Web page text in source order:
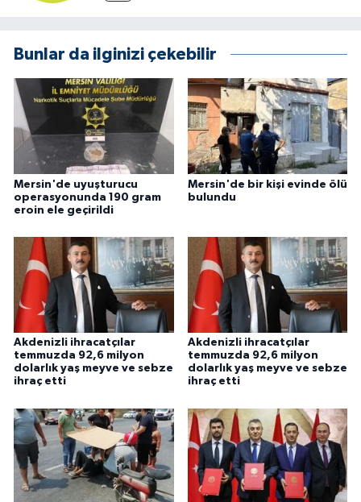
Bunlar da ilginizi çekebilir
Mersin'de uyuşturucu
operasyonunda 190 gram
eroin ele geçirildi
Mersin'de bir kişi evinde ölü
bulundu
Akdenizli ihracatçılar
temmuzda 92,6 milyon
dolarlık yaş meyve ve sebze
ihraç etti
Akdenizli ihracatçılar
temmuzda 92,6 milyon
dolarlık yaş meyve ve sebze
ihraç etti